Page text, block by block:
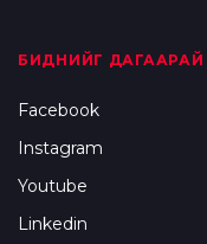
БИДНИЙГ ДАГААРАЙ
Facebook
Instagram
Youtube
Linkedin